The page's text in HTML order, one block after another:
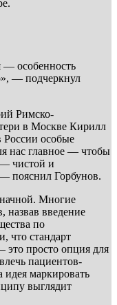
— особенность
— подчеркнул
Римско-
в Москве Кирилл
России особые
нас главное — чтобы
чистой и
пояснил Горбунов.
Многие
назвав введение
по
что стандарт
это просто опция для
пациентов-
маркировать
выглядит